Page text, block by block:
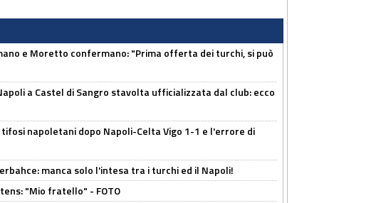
e Moretto confermano: "Prima offerta dei turchi, si può
a Castel di Sangro stavolta ufficializzata dal club: ecco
napoletani dopo Napoli-Celta Vigo 1-1 e l'errore di
manca solo l'intesa tra i turchi ed il Napoli!
"Mio fratello" - FOTO